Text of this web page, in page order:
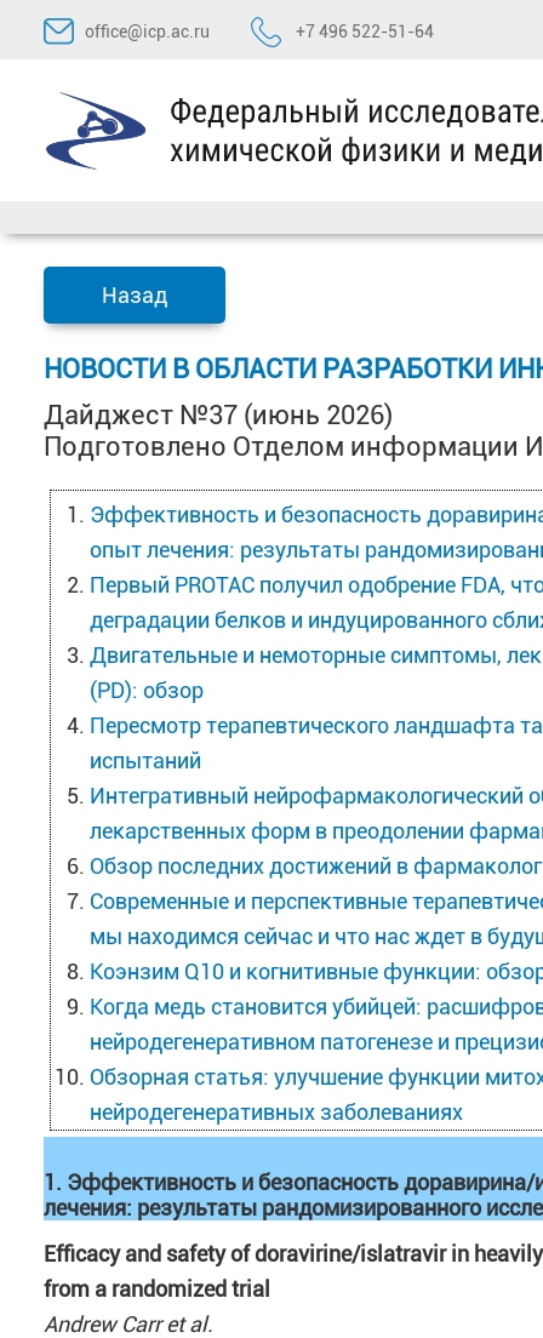
Перейти
содержимому
office@icp.ac.ru +7 496 522-51-64
Назад
НОВОСТИ В ОБЛАСТИ РАЗРАБОТКИ
Дайджест №37 (июнь 2026)
Подготовлено Отделом информации
Эффективность и безопасность
опыт лечения: результаты
Первый PROTAC получил одобрение FDA,
деградации белков и индуцированного
Двигательные и немоторные симптомы,
(PD): обзор
Пересмотр терапевтического ландшафта
испытаний
Интегративный нейрофармакологический
лекарственных форм в преодолении
Обзор последних достижений в
Современные и перспективные
мы находимся сейчас и что нас ждет в
Коэнзим Q10 и когнитивные функции:
Когда медь становится убийцей:
нейродегенеративном патогенезе и
Обзорная статья: улучшение функции
нейродегенеративных заболеваниях
1. Эффективность и безопасность
лечения: результаты рандомизированного
Efficacy and safety of doravirine/islatravir in
from a randomized trial
Andrew Carr et al.